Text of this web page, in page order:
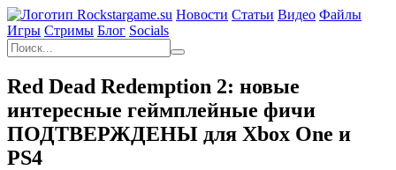
Новости Статьи Видео Файлы
Игры Cтримы Блог Socials
Red Dead Redemption 2: новые
интересные геймплейные фичи
ПОДТВЕРЖДЕНЫ для Xbox One и
PS4